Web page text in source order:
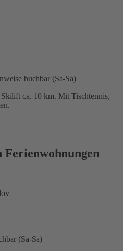
buchbar (Sa-Sa)
ca. 10 km. Mit Tischtennis,
Ferienwohnungen
(Sa-Sa)